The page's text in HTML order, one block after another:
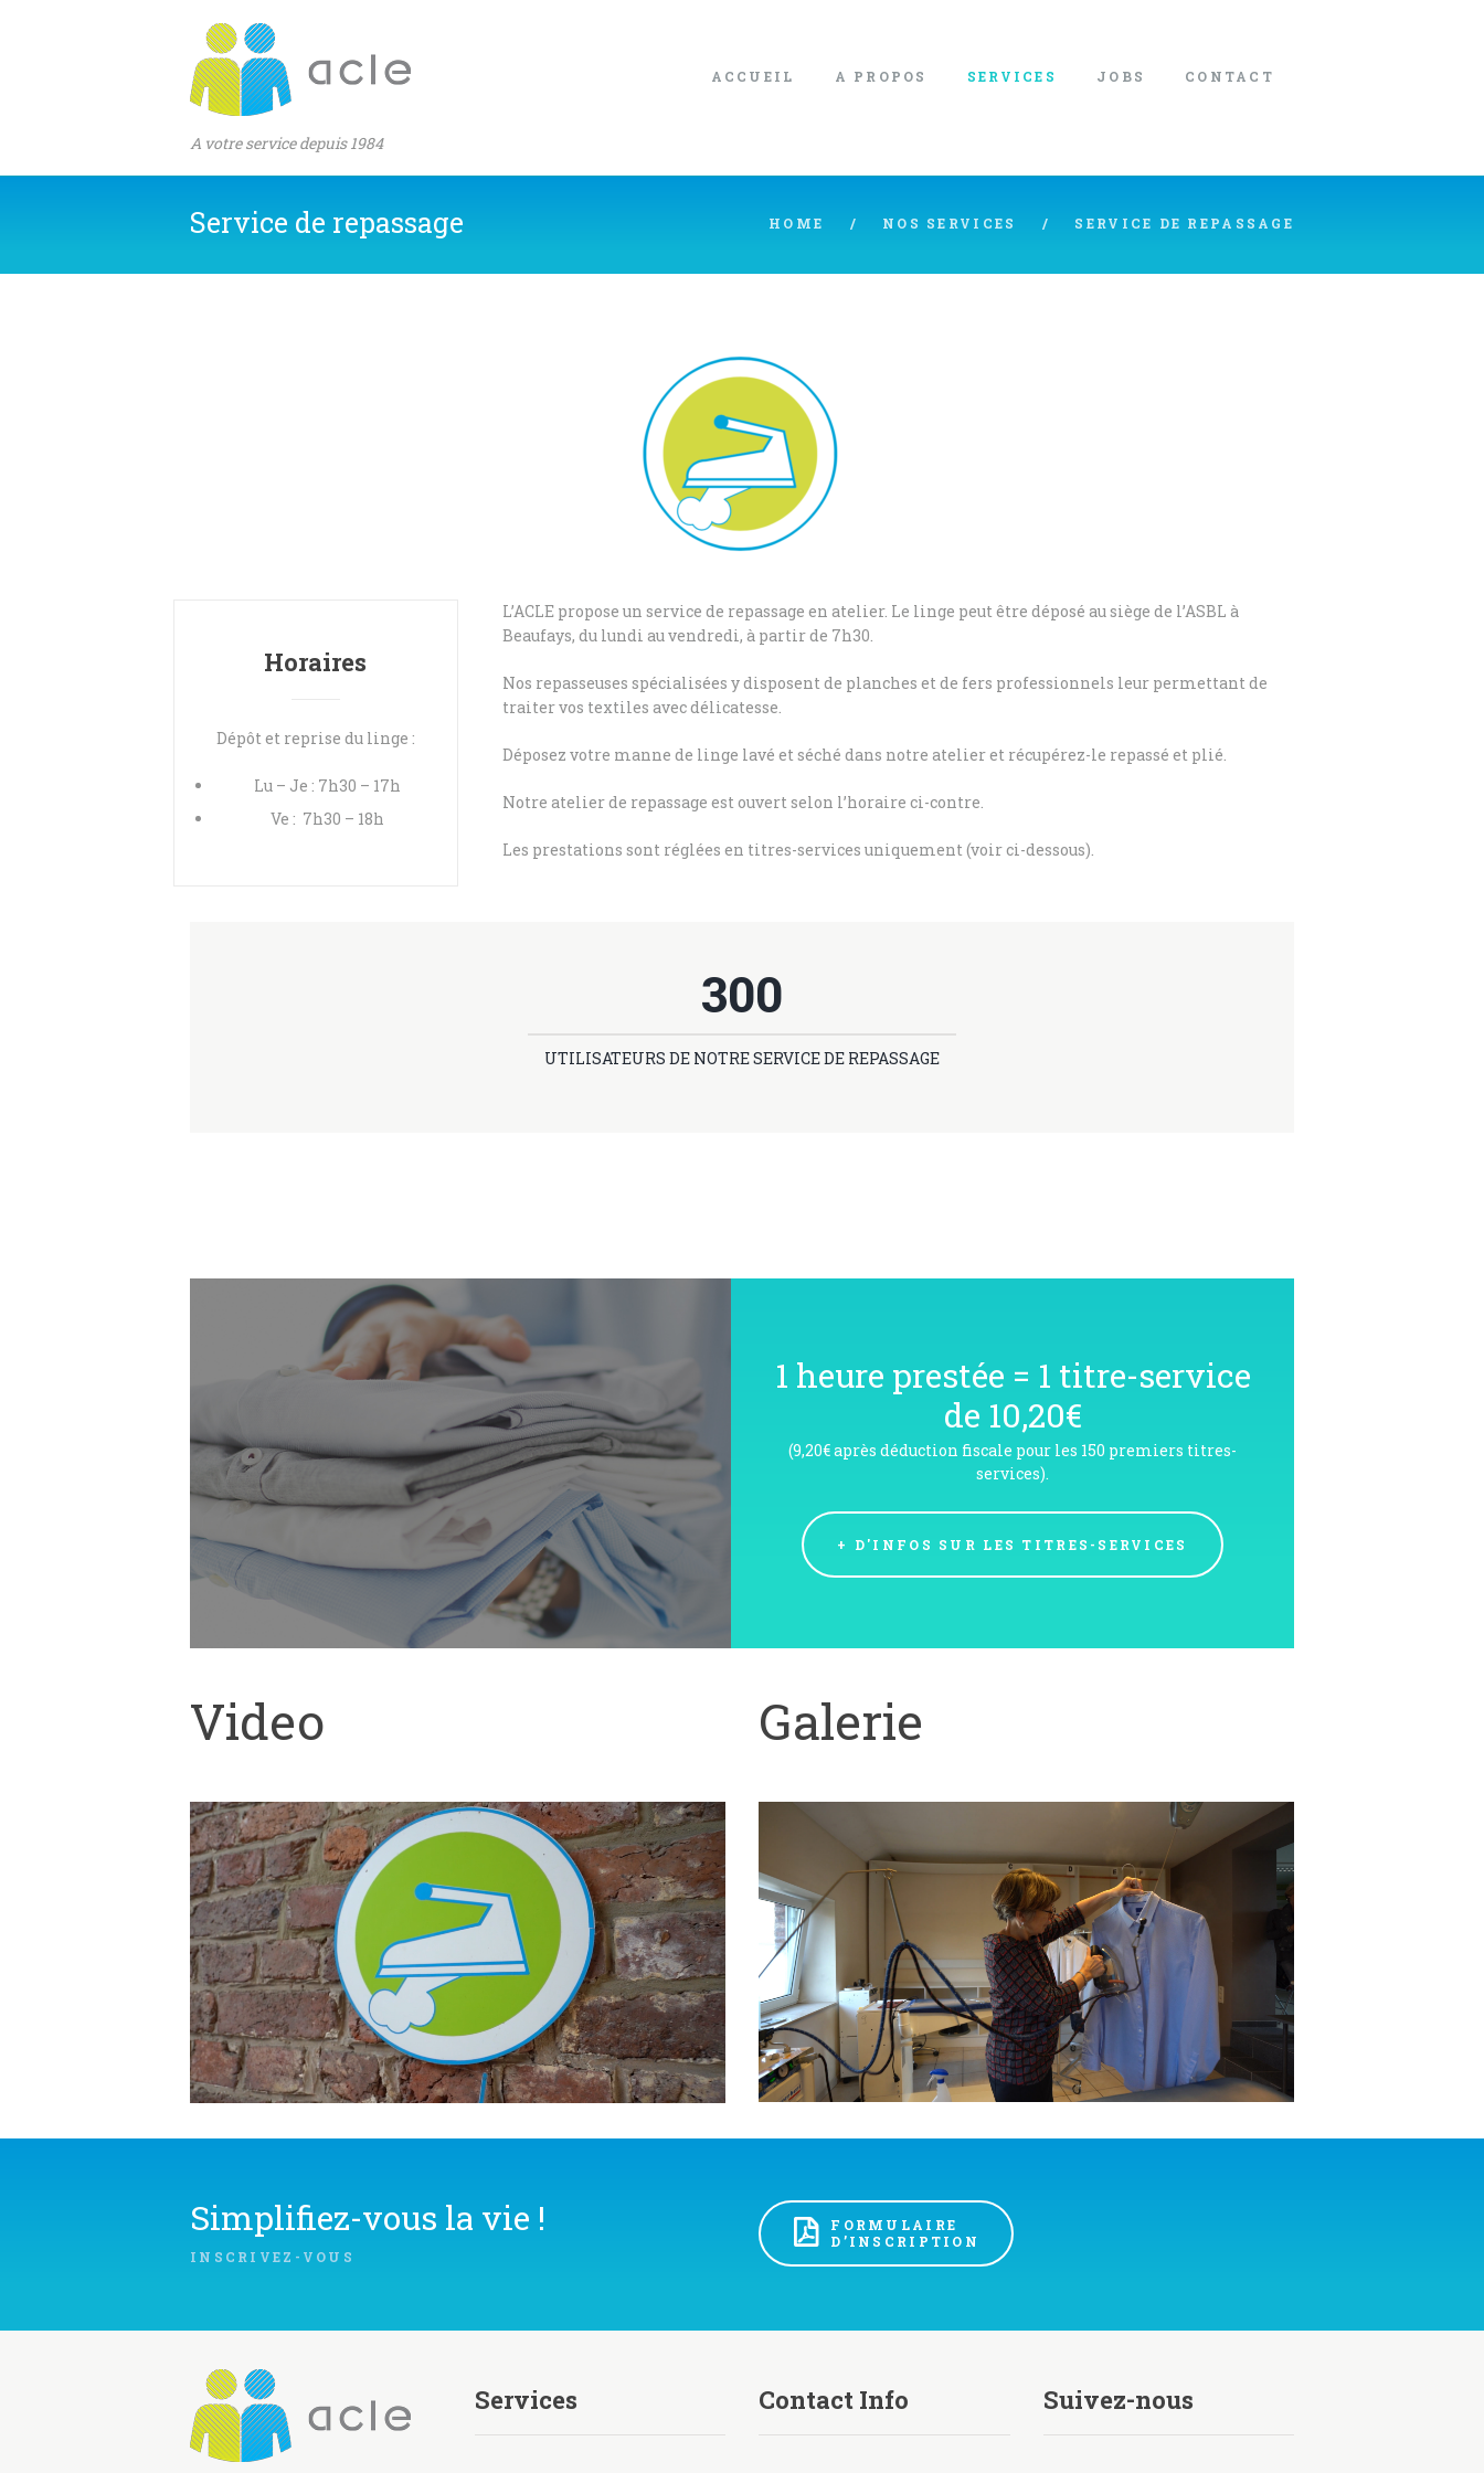
A votre service depuis 1984
ACCUEIL A PROPOS SERVICES JOBS CONTACT
Service de repassage HOME NOS SERVICES SERVICE DE REPASSAGE
Horaires
Dépôt et reprise du linge :
Lu – Je : 7h30 – 17h
Ve : 7h30 – 18h
L’ACLE propose un service de repassage en atelier. Le linge peut être déposé au siège de l’ASBL à
Beaufays, du lundi au vendredi, à partir de 7h30.
Nos repasseuses spécialisées y disposent de planches et de fers professionnels leur permettant de
traiter vos textiles avec délicatesse.
Déposez votre manne de linge lavé et séché dans notre atelier et récupérez-le repassé et plié.
Notre atelier de repassage est ouvert selon l’horaire ci-contre.
Les prestations sont réglées en titres-services uniquement (voir ci-dessous).
300
UTILISATEURS DE NOTRE SERVICE DE REPASSAGE
1 heure prestée = 1 titre-service
de 10,20€
(9,20€ après déduction fiscale pour les 150 premiers titres-
services).
+ D'INFOS SUR LES TITRES-SERVICES
Video Galerie
Simplifiez-vous la vie !
INSCRIVEZ-VOUS
FORMULAIRE
D’INSCRIPTION
Services Contact Info Suivez-nous